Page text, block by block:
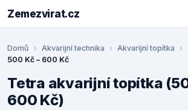
Zemezvirat.cz
Domů Akvarijní technika Akvarijní topítka
500 Kč – 600 Kč
Tetra akvarijní topítka
600 Kč)